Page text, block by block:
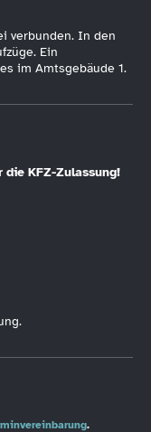
verbunden. In den
Ein
im Amtsgebäude 1.
KFZ-Zulassung!
.